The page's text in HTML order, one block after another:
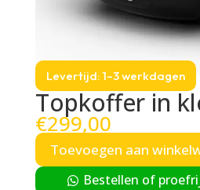
Topkoffer in
€299,00
Levertijd: 1–3 werkdagen
Toevoegen aan
Bestellen of